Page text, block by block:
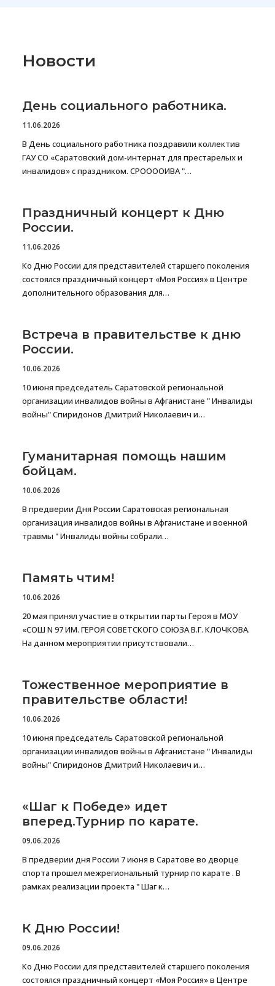
Новости
День социального работника.
11.06.2026
В День социального работника поздравили коллектив
ГАУ СО «Саратовский дом-интернат для престарелых и
инвалидов» с праздником. СРООООИВА "…
Праздничный концерт к Дню
России.
11.06.2026
Ко Дню России для представителей старшего поколения
состоялся праздничный концерт «Моя Россия» в Центре
дополнительного образования для…
Встреча в правительстве к дню
России.
10.06.2026
10 июня председатель Саратовской региональной
организации инвалидов войны в Афганистане " Инвалиды
войны" Спиридонов Дмитрий Николаевич и…
Гуманитарная помощь нашим
бойцам.
10.06.2026
В предверии Дня России Саратовская региональная
организация инвалидов войны в Афганистане и военной
травмы " Инвалиды войны собрали…
Память чтим!
10.06.2026
20 мая принял участие в открытии парты Героя в МОУ
«СОШ N 97 ИМ. ГЕРОЯ СОВЕТСКОГО СОЮЗА В.Г. КЛОЧКОВА.
На данном мероприятии присутствовали…
Тожественное мероприятие в
правительстве области!
10.06.2026
10 июня председатель Саратовской региональной
организации инвалидов войны в Афганистане " Инвалиды
войны" Спиридонов Дмитрий Николаевич и…
«Шаг к Победе» идет
вперед.Турнир по карате.
09.06.2026
В предверии дня России 7 июня в Саратове во дворце
спорта прошел межрегиональный турнир по карате . В
рамках реализации проекта " Шаг к…
К Дню России!
09.06.2026
Ко Дню России для представителей старшего поколения
состоялся праздничный концерт «Моя Россия» в Центре